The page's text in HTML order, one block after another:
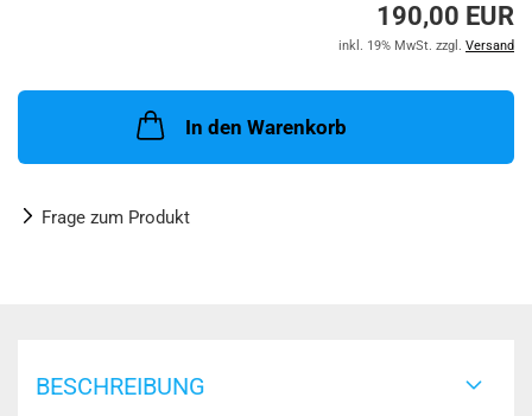
190,00 EUR
inkl. 19% MwSt. zzgl. Versand
In den Warenkorb
Frage zum Produkt
BESCHREIBUNG